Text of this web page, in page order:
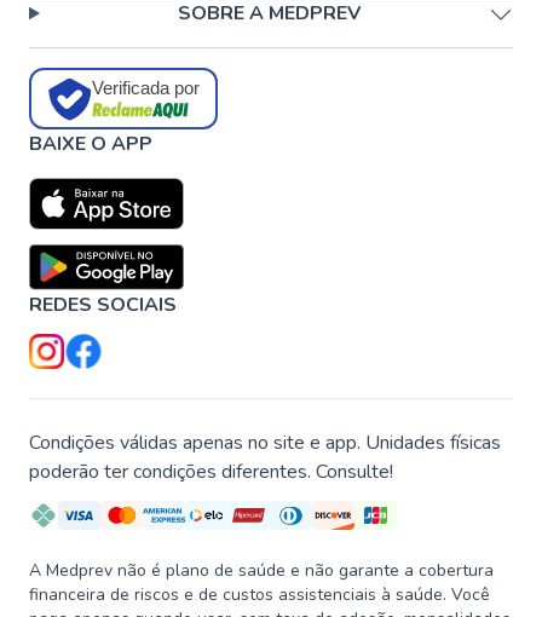
SOBRE A MEDPREV
Verificada por
BAIXE O APP
REDES SOCIAIS
Condições válidas apenas no site e app. Unidades físicas
poderão ter condições diferentes. Consulte!
A Medprev não é plano de saúde e não garante a cobertura
financeira de riscos e de custos assistenciais à saúde. Você